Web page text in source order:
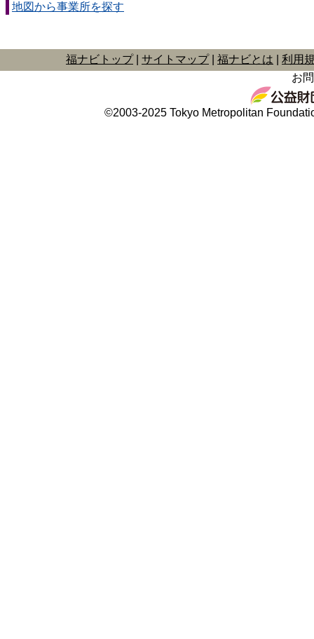
地図から事業所を探す
福ナビトップ サイトマップ 福ナビとは
利用
お
©2003-2025 Tokyo Metropolitan